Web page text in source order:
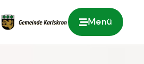
Menü